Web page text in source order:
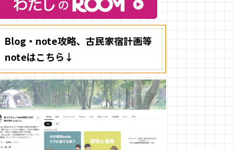
Blog・note攻略、古民家宿計画等
noteはこちら↓